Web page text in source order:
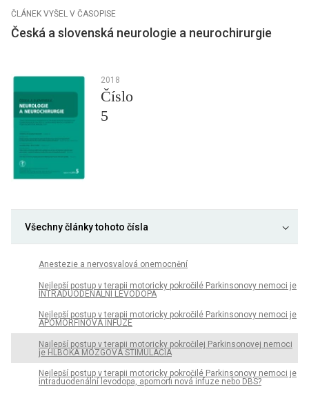
ČLÁNEK VYŠEL V ČASOPISE
Česká a slovenská neurologie a neurochirurgie
2018
Číslo
5
Všechny články tohoto čísla
Anestezie a nervosvalová onemocnění
Nejlepší postup v terapii motoricky pokročilé Parkinsonovy nemoci je
INTRADUODENÁLNÍ LEVODOPA
Nejlepší postup v terapii motoricky pokročilé Parkinsonovy nemoci je
APOMORFINOVÁ INFUZE
Najlepší postup v terapii motoricky pokročilej Parkinsonovej nemoci
je HLBOKÁ MOZGOVÁ STIMULÁCIA
Nejlepší postup v terapii motoricky pokročilé Parkinsonovy nemoci je
intraduodenální levodopa, apomorfi nová infuze nebo DBS?